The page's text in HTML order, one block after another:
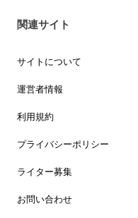
関連サイト
サイトについて
運営者情報
利用規約
プライバシーポリシー
ライター募集
お問い合わせ